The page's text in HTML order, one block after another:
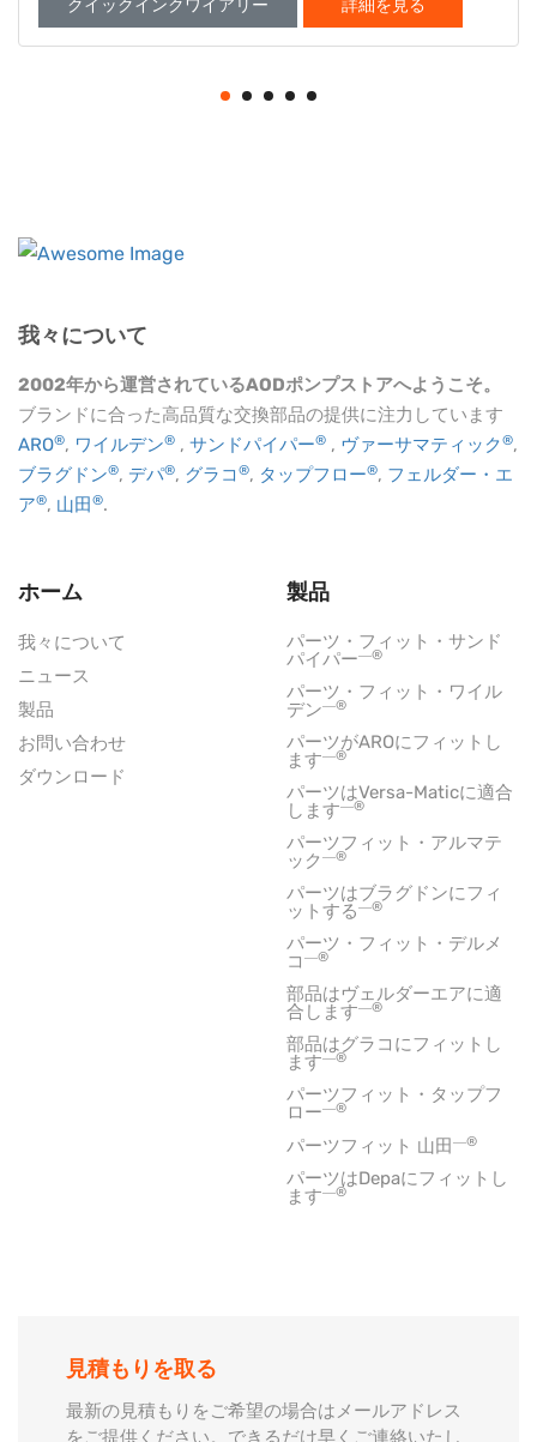
クイックインクワイアリー 詳細を見る
我々について
2002年から運営されているAODポンプストアへようこそ。
ブランドに合った高品質な交換部品の提供に注力しています
ARO®, ワイルデン® , サンドパイパー® , ヴァーサマティック®,
ブラグドン®, デパ®, グラコ ®, タップフロー®, フェルダー・エ
ア®, 山田®.
ホーム
我々について
ニュース
製品
お問い合わせ
ダウンロード
製品
パーツ・フィット・サンド
パイパー―®
パーツ・フィット・ワイル
デン―®
パーツがAROにフィットし
ます―®
パーツはVersa-Maticに適合
します―®
パーツフィット・アルマテ
ック ―®
パーツはブラグドンにフィ
ットする―®
パーツ・フィット・デルメ
コ ―®
部品はヴェルダーエアに適
合します―®
部品はグラコにフィットし
ます―®
パーツフィット・タップフ
ロー―®
パーツフィット 山田―®
パーツはDepaにフィットし
ます―®
見積もりを取る
最新の見積もりをご希望の場合はメールアドレス
をご提供ください。できるだけ早くご連絡いたし